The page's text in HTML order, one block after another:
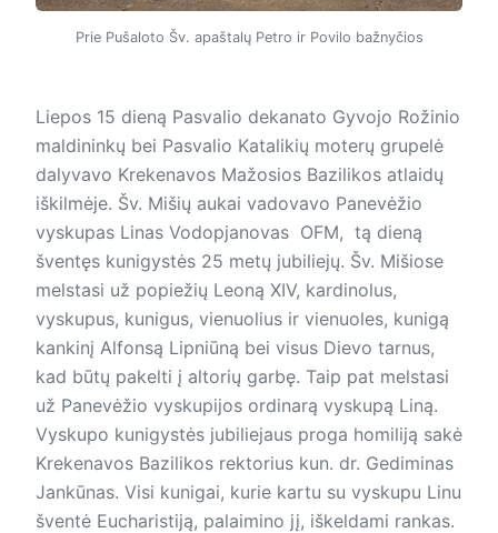
Prie Pušaloto Šv. apaštalų Petro ir Povilo bažnyčios
Liepos 15 dieną Pasvalio dekanato Gyvojo Rožinio
maldininkų bei Pasvalio Katalikių moterų grupelė
dalyvavo Krekenavos Mažosios Bazilikos atlaidų
iškilmėje. Šv. Mišių aukai vadovavo Panevėžio
vyskupas Linas Vodopjanovas OFM, tą dieną
šventęs kunigystės 25 metų jubiliejų. Šv. Mišiose
melstasi už popiežių Leoną XIV, kardinolus,
vyskupus, kunigus, vienuolius ir vienuoles, kunigą
kankinį Alfonsą Lipniūną bei visus Dievo tarnus,
kad būtų pakelti į altorių garbę. Taip pat melstasi
už Panevėžio vyskupijos ordinarą vyskupą Liną.
Vyskupo kunigystės jubiliejaus proga homiliją sakė
Krekenavos Bazilikos rektorius kun. dr. Gediminas
Jankūnas. Visi kunigai, kurie kartu su vyskupu Linu
šventė Eucharistiją, palaimino jį, iškeldami rankas.